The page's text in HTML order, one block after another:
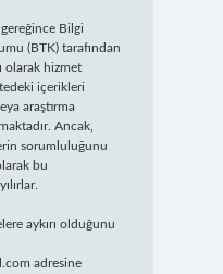
Bilgi
(BTK) tarafından
olarak hizmet
içerikleri
araştırma
Ancak,
sorumluluğunu
bu
aykırı olduğunu
adresine